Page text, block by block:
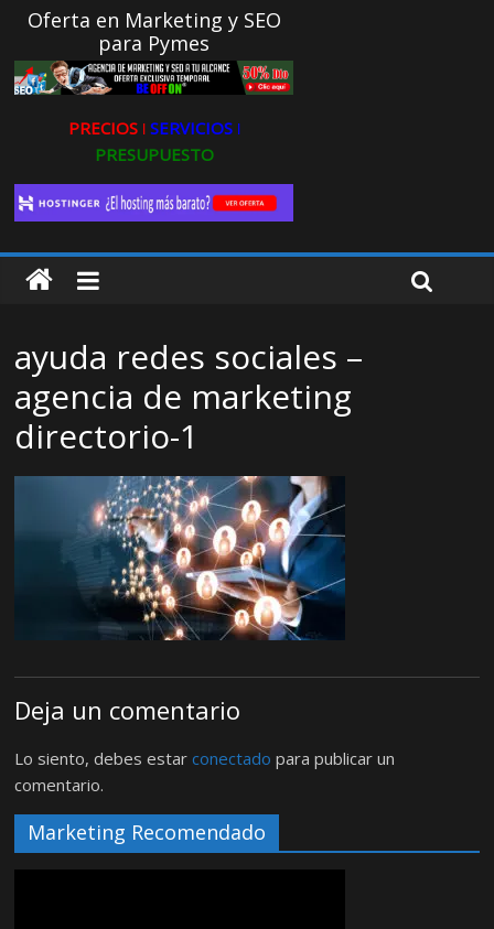
Oferta en Marketing y SEO
para Pymes
PRECIOS ǀ SERVICIOS ǀ
PRESUPUESTO
ayuda redes sociales –
agencia de marketing
directorio-1
Deja un comentario
Lo siento, debes estarconectado para publicar un
comentario.
Marketing Recomendado